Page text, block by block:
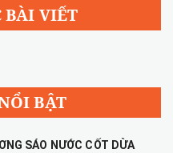
BÀI VIẾT
BẬT
SÁO NƯỚC CỐT DỪA